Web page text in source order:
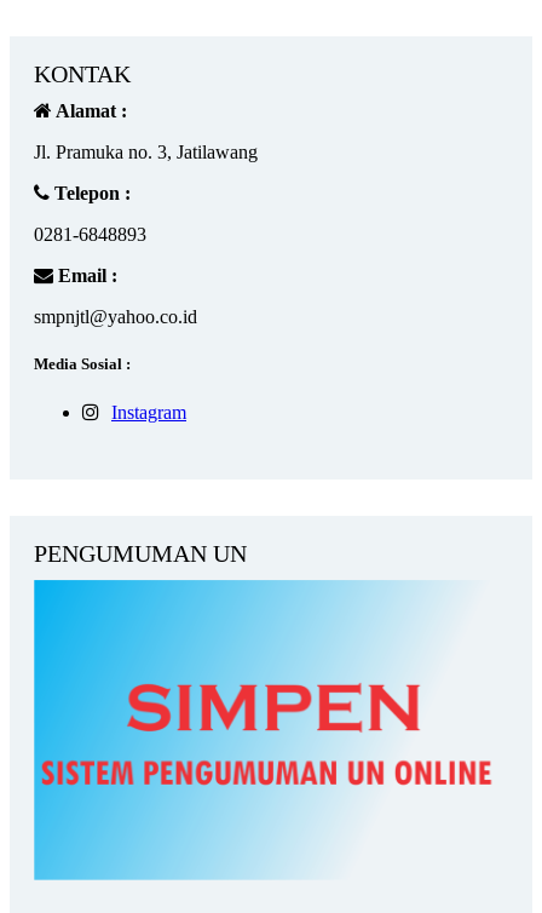
KONTAK
Alamat :
Jl. Pramuka no. 3, Jatilawang
Telepon :
0281-6848893
Email :
smpnjtl@yahoo.co.id
Media Sosial :
Instagram
PENGUMUMAN UN